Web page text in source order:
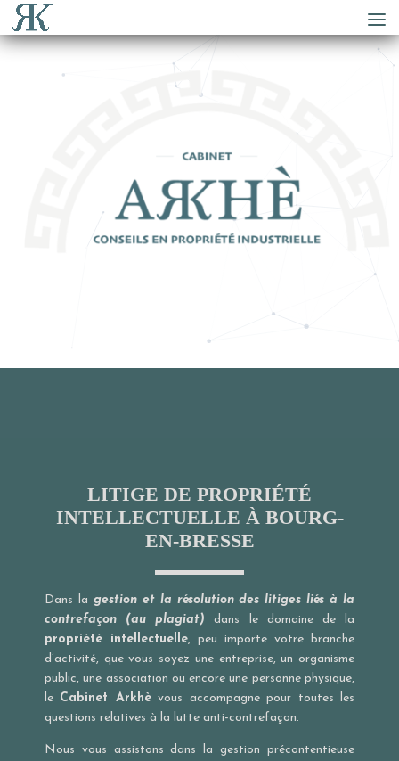
LITIGE DE PROPRIÉTÉ
INTELLECTUELLE À BOURG-
EN-BRESSE
Dans la gestion et la résolution des litiges liés à la
contrefaçon (au plagiat) dans le domaine de la
propriété intellectuelle, peu importe votre branche
d’activité, que vous soyez une entreprise, un organisme
public, une association ou encore une personne physique,
le Cabinet Arkhèvous accompagne pour toutes les
questions relatives à la lutte anti-contrefaçon.
Nous vous assistons dans la gestion précontentieuse